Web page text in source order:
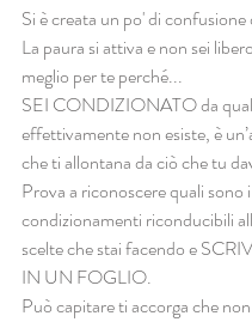
Si è creata un po' di
La paura si attiva e non sei
meglio per te perché...
SEI CONDIZIONATO da
effettivamente non esiste, è
che ti allontana da ciò che tu
Prova a riconoscere quali sono i
condizionamenti riconducibili
scelte che stai facendo e
IN UN FOGLIO.
Può capitare ti accorga che